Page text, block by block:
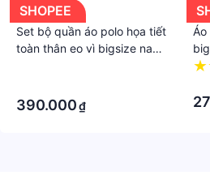
SHOPEE
Set bộ quần áo polo họa tiết
toàn thân eo vì bigsize nam
390.000₫
Áo